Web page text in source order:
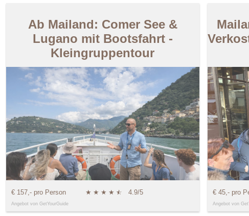
Ab Mailand: Comer See &
Lugano mit Bootsfahrt -
Kleingruppentour
€ 157,- pro Person ★ ★ ★ ★ ★
☆ 4.9/5
Angebot von GetYourGuide
€ 45,- pro
Angebot von